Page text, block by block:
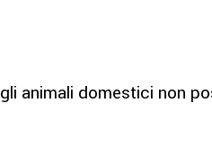
animali domestici non